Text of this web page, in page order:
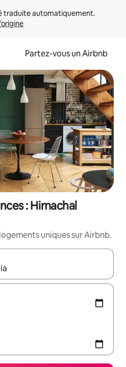
Partez-vous un Airbnb
: Himachal
uniques sur Airbnb.
parcourez-les en utilisant